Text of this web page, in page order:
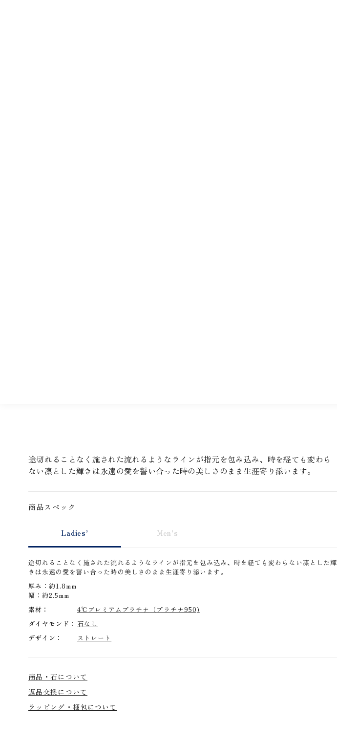
途切れることなく施された流れるようなラインが指元を包み込み、時を経ても変わら
ない凛とした輝きは永遠の愛を誓い合った時の美しさのまま生涯寄り添います。
商品スペック
Ladies’ Men’s
途切れることなく施された流れるようなラインが指元を包み込み、時を経ても変わらない凛とした輝
きは永遠の愛を誓い合った時の美しさのまま生涯寄り添います。
厚み：約1.8mm
幅：約2.5mm
素材
4℃プレミアムプラチナ（プラチナ950)
ダイヤモンド
石なし
デザイン
ストレート
商品・石について
返品交換について
ラッピング・梱包について